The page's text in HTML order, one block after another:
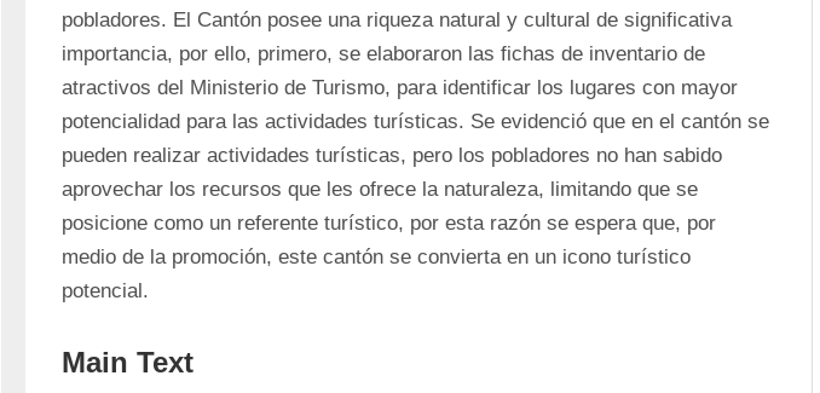
pobladores. El Cantón posee una riqueza natural y cultural de significativa
importancia, por ello, primero, se elaboraron las fichas de inventario de
atractivos del Ministerio de Turismo, para identificar los lugares con mayor
potencialidad para las actividades turísticas. Se evidenció que en el cantón se
pueden realizar actividades turísticas, pero los pobladores no han sabido
aprovechar los recursos que les ofrece la naturaleza, limitando que se
posicione como un referente turístico, por esta razón se espera que, por
medio de la promoción, este cantón se convierta en un icono turístico
potencial.
Main Text